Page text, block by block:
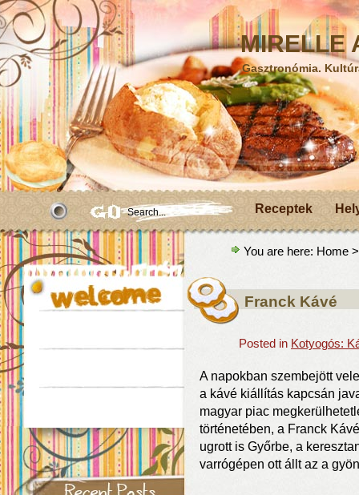
MIRELLE
Gasztronómia.
Receptek
You are here: Home
Franck Kávé
Posted in Kotyogós:
A napokban szembejött
a kávé kiállítás kapcsán
magyar piac
történetében, a Franck
ugrott is Győrbe, a
varrógépen ott állt az a